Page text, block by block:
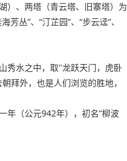
）、两塔（青云塔、旧寨塔）为
丛”、“汀芷园”、“步云迳”、
秀水之中，取"龙跃天门，虎卧
拜外，也是人们浏览的胜地，
年（公元942年），初名“柳波